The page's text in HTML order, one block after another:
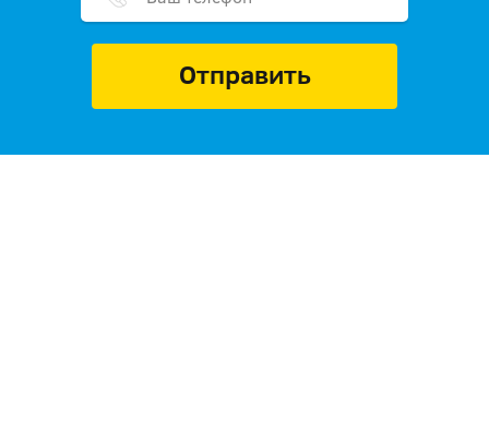
Отправить